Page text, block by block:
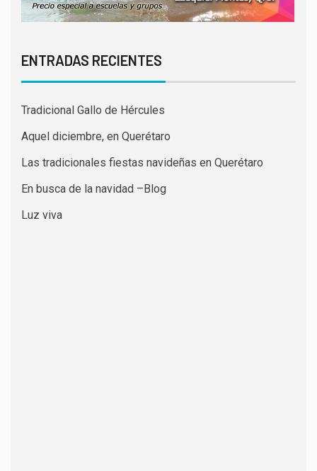
ENTRADAS RECIENTES
Tradicional Gallo de Hércules
Aquel diciembre, en Querétaro
Las tradicionales fiestas navideñas en Querétaro
En busca de la navidad –Blog
Luz viva